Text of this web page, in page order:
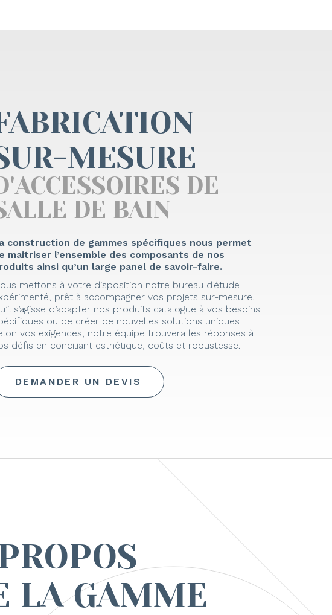
MESURE
DE
DE BAIN
construction de gammes spécifiques nous permet
maitriser l’ensemble des composants de nos
ainsi qu’un large panel de savoir-faire.
mettons à votre disposition notre bureau d’étude
prêt à accompagner vos projets sur-mesure.
s’agisse d’adapter nos produits catalogue à vos besoins
ou de créer de nouvelles solutions uniques
vos exigences, notre équipe trouvera les réponses à
défis en conciliant esthétique, coûts et robustesse.
DEMANDER UN DEVIS
LA GAMME